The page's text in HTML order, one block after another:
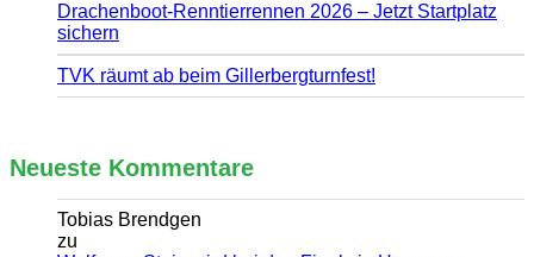
Drachenboot-Renntierrennen 2026 – Jetzt Startplatz
sichern
TVK räumt ab beim Gillerbergturnfest!
Neueste Kommentare
Tobias Brendgen
zu